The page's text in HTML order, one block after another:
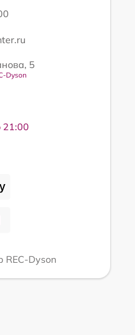
5
Dyson
21:00
Dyson